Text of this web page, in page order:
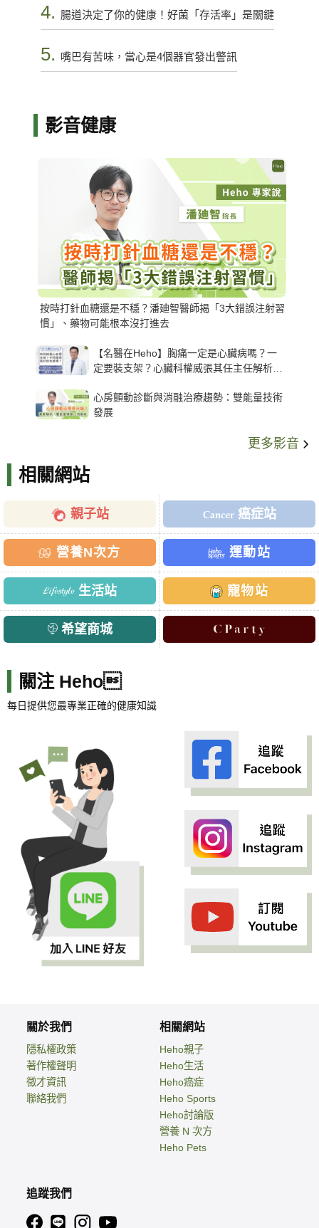
4. 腸道決定了你的健康！好菌「存活率」是關鍵
5. 嘴巴有苦味，當心是4個器官發出警訊
影音健康
按時打針血糖還是不穩？潘廸智醫師揭「3大錯誤注射習
慣」、藥物可能根本沒打進去
【名醫在Heho】胸痛一定是心臟病嗎？一
定要裝支架？心臟科權威張其任主任解析支
心房顫動診斷與消融治療趨勢：雙能量技術
發展
更多影音
相關網站
親子站 癌症站
營養N次方 運動站
生活站 寵物站
希望商城
關注 Heho
每日提供您最專業正確的健康知識
關於我們
隱私權政策
著作權聲明
徵才資訊
聯絡我們
相關網站
Heho親子
Heho生活
Heho癌症
Heho Sports
Heho討論版
營養 N 次方
Heho Pets
追蹤我們